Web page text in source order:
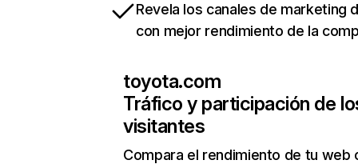
Revela los canales de marketing
con mejor rendimiento de la
toyota.com
Tráfico y participación de
visitantes
Compara el rendimiento de tu web